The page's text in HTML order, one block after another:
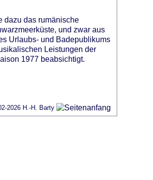
dazu das rumänische
und zwar aus
Urlaubs- und Badepublikums
Leistungen der
1977 beabsichtigt.
2026 H.-H. Barty